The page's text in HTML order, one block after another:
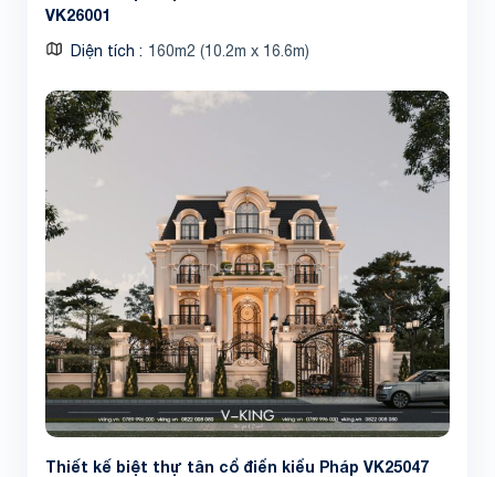
VK26001
Diện tích 160m2 (10.2m x 16.6m)
Thiết kế biệt thự tân cổ điển kiểu Pháp VK25047